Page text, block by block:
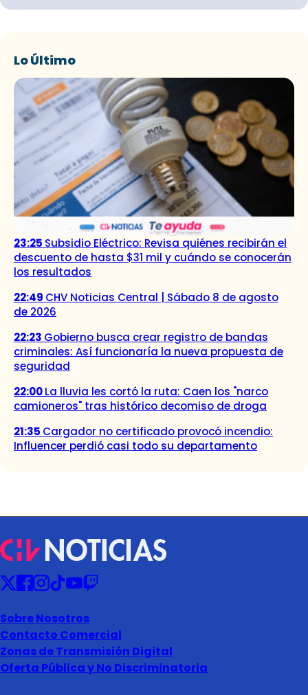
Lo Último
23:25 Subsidio Eléctrico: Revisa quiénes recibirán el
descuento de hasta $31 mil y cuándo se conocerán
los resultados
22:49 CHV Noticias Central | Sábado 8 de agosto
de 2026
22:23 Gobierno busca crear registro de bandas
criminales: Así funcionaría la nueva propuesta de
seguridad
22:00La lluvia les cortó la ruta: Caen los "narco
camioneros" tras histórico decomiso de droga
21:35 Cargador no certificado provocó incendio:
Influencer perdió casi todo su departamento
Sobre Nosotros
Contacto Comercial
Zonas de Transmisión Digital
Oferta Pública y No Discriminatoria